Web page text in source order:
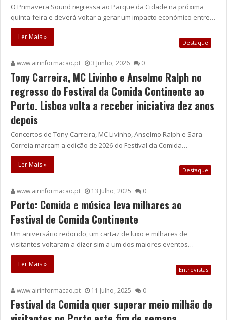
O Primavera Sound regressa ao Parque da Cidade na próxima
quinta-feira e deverá voltar a gerar um impacto económico entre…
Ler Mais »
Destaque
www.airinformacao.pt 3 Junho, 2026 0
Tony Carreira, MC Livinho e Anselmo Ralph no
regresso do Festival da Comida Continente ao
Porto. Lisboa volta a receber iniciativa dez anos
depois
Concertos de Tony Carreira, MC Livinho, Anselmo Ralph e Sara
Correia marcam a edição de 2026 do Festival da Comida…
Ler Mais »
Destaque
www.airinformacao.pt 13 Julho, 2025 0
Porto: Comida e música leva milhares ao
Festival de Comida Continente
Um aniversário redondo, um cartaz de luxo e milhares de
visitantes voltaram a dizer sim a um dos maiores eventos…
Ler Mais »
Entrevistas
www.airinformacao.pt 11 Julho, 2025 0
Festival da Comida quer superar meio milhão de